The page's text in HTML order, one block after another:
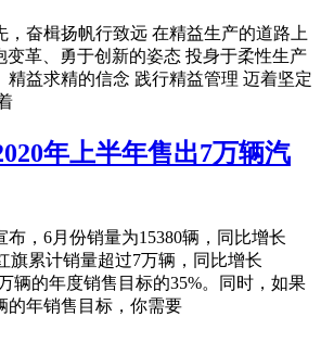
，奋楫扬帆行致远 在精益生产的道路上
变革、勇于创新的姿态 投身于柔性生产
精益求精的信念 践行精益管理 迈着坚定
年上半年售出7万辆汽
布，6月份销量为15380辆，同比增长
旗累计销量超过7万辆，同比增长
辆的年度销售目标的35%。同时，如果
的年销售目标，你需要